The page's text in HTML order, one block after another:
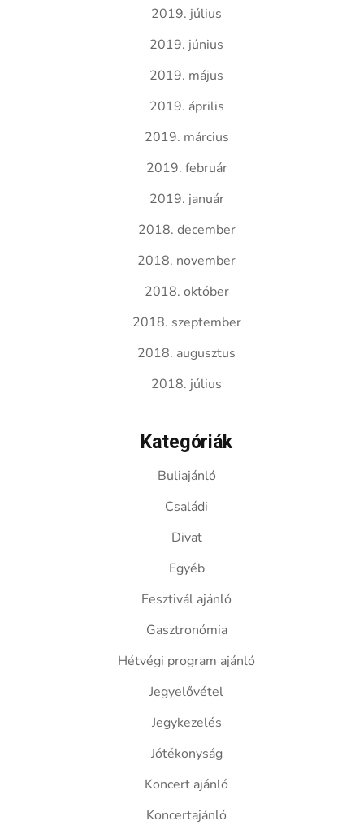
2019. július
2019. június
2019. május
2019. április
2019. március
2019. február
2019. január
2018. december
2018. november
2018. október
2018. szeptember
2018. augusztus
2018. július
Kategóriák
Buliajánló
Családi
Divat
Egyéb
Fesztivál ajánló
Gasztronómia
Hétvégi program ajánló
Jegyelővétel
Jegykezelés
Jótékonyság
Koncert ajánló
Koncertajánló